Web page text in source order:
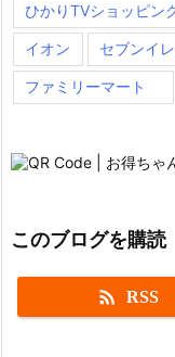
ひかりTVショッピン
イオン セブンイ
ファミリーマート
このブログを購読
 RSS